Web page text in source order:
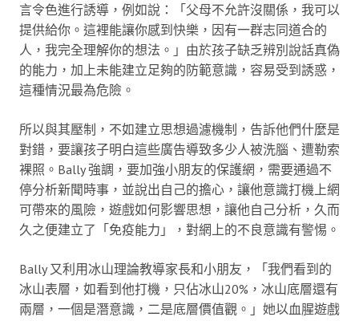
言令色進行誘導，例如說：「父母不允許沒關係，我可以
提供給你。這裡能讓你感到快樂，因有一群志同道合的
人，我完全理解你的想法。」由於孩子缺乏辨別說話真偽
的能力，加上未能建立足夠的防範意識，容易受到誘惑，
這種情況最為危險。
所以與其壓制，不如建立思想過濾機制，告訴他們什麼是
對錯，要讓孩子明白這些廣告導致多少人被洗腦、遭勒索
裸照。Bally 強調，要加強小朋友的保護網，需要通過不
停分析新聞時事，並說出自己的擔心，讓他意識打機上網
可帶來的風險，遊戲如何影響思想，讓他自己分析，久而
久之便建立了「免疫能力」，對網上的不良意識有警惕。
Bally 又利用冰山理論教導家長和小朋友，「我們看到的
冰山表層，如看到他打機，只佔冰山20%，冰山底層還有
兩層，一個是潛意識，二是底層價值觀。」她以血腥遊戲